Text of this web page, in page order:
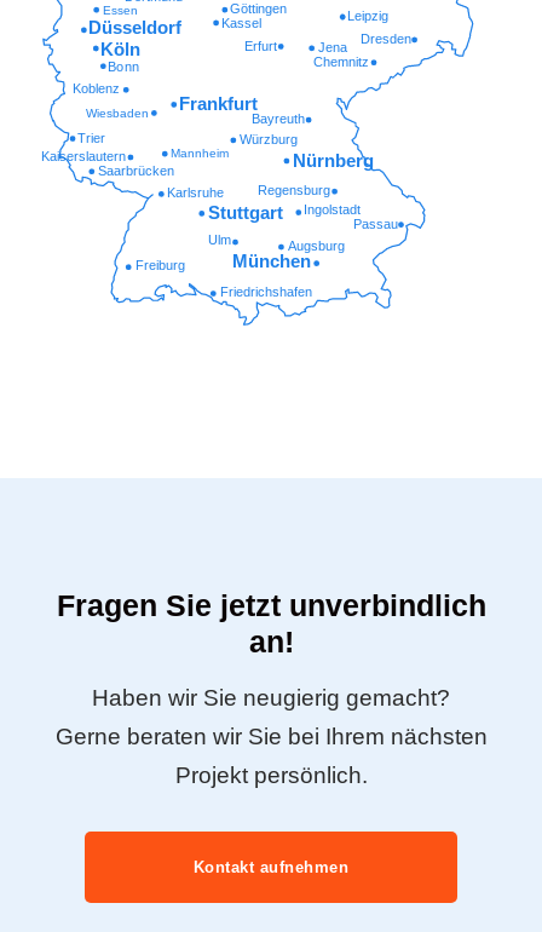
Friedrichshafen
Freiburg
Augsburg
Ulm
Passau
Ingolstadt
Regensburg
Karlsruhe
Saarbrücken
Kaiserslautern Mannheim
Würzburg
Trier
Wiesbaden Bayreuth
Koblenz
Chemnitz
Bonn
Erfurt Jena
Dresden
Kassel
Göttingen
Essen
München
Stuttgart
Nürnberg
Frankfurt
Köln
Düsseldorf
Leipzig
Fragen Sie jetzt unverbindlich
an!
Haben wir Sie neugierig gemacht?
Gerne beraten wir Sie bei Ihrem nächsten
Projekt persönlich.
Kontakt aufnehmen